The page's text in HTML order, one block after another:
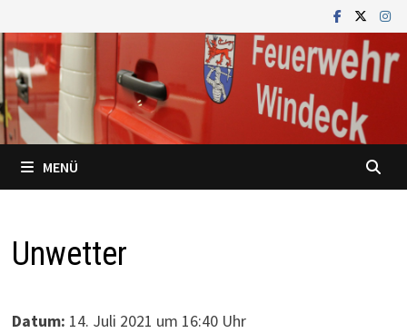
Inhalt
springen
MENÜ
Unwetter
Datum: 14. Juli 2021 um 16:40 Uhr